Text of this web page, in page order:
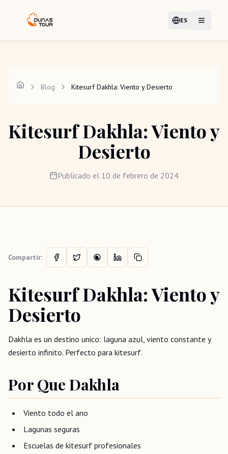
ES
IdiomaAbrir
Blog Kitesurf Dakhla: Viento y Desierto
Kitesurf Dakhla: Viento y
Desierto
Publicado el 10 de febrero de 2024
Compartir:
Kitesurf Dakhla: Viento y
Desierto
Dakhla es un destino unico: laguna azul, viento constante y
desierto infinito. Perfecto para kitesurf.
Por Que Dakhla
Viento todo el ano
Lagunas seguras
Escuelas de kitesurf profesionales